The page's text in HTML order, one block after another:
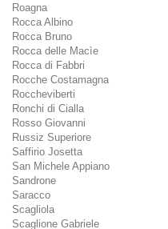
Roagna
Rocca Albino
Rocca Bruno
Rocca delle Macìe
Rocca di Fabbri
Rocche Costamagna
Roccheviberti
Ronchi di Cialla
Rosso Giovanni
Russiz Superiore
Saffirio Josetta
San Michele Appiano
Sandrone
Saracco
Scagliola
Scaglione Gabriele